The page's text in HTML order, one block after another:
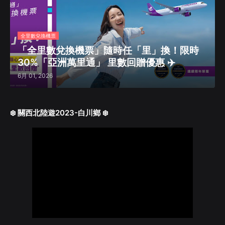
全里數兌換機票
「全里數兌換機票」隨時任「里」換！限時
30%「亞洲萬里通」 里數回贈優惠 ✈️
6月 01, 2026
❄️ 關西北陸遊2023-白川鄉 ❄️